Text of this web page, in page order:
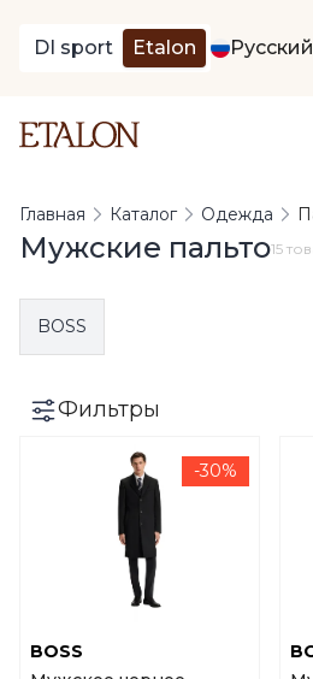
DI sport Etalon Русский
Главная Каталог Одежда
Мужские пальто15
BOSS
Фильтры
-30%
BOSS